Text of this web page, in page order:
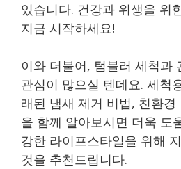
있습니다. 건강과 위생을 위
지금 시작하세요!
이와 더불어, 텀블러 세척과
관심이 많으실 텐데요. 세척
래된 냄새 제거 비법, 친환
을 함께 알아보시면 더욱 도
강한 라이프스타일을 위해
것을 추천드립니다.